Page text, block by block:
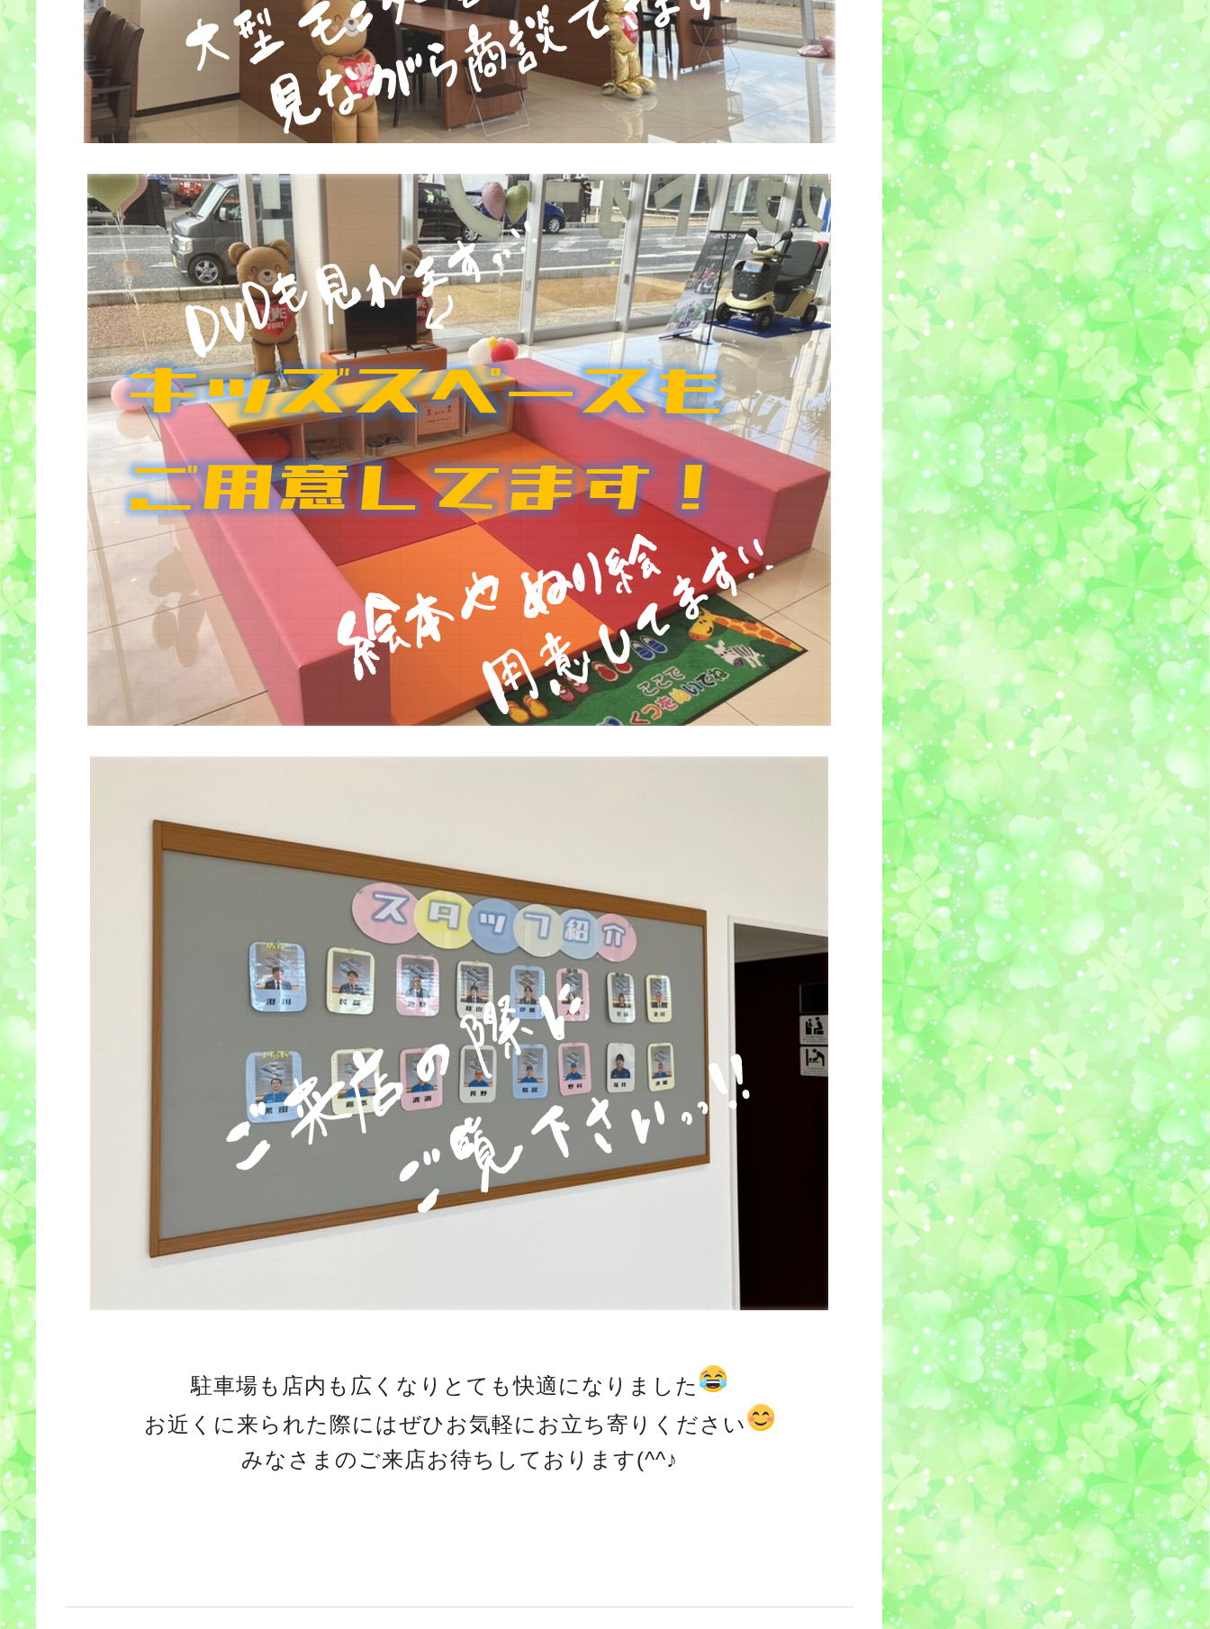
駐車場も店内も広くなりとても快適になりました
お近くに来られた際にはぜひお気軽にお立ち寄りください
みなさまのご来店お待ちしております(^^♪